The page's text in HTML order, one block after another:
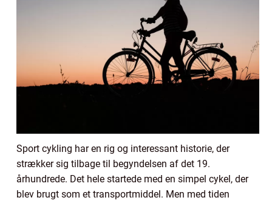
Sport cykling har en rig og interessant historie, der
strækker sig tilbage til begyndelsen af det 19.
århundrede. Det hele startede med en simpel cykel, der
blev brugt som et transportmiddel. Men med tiden